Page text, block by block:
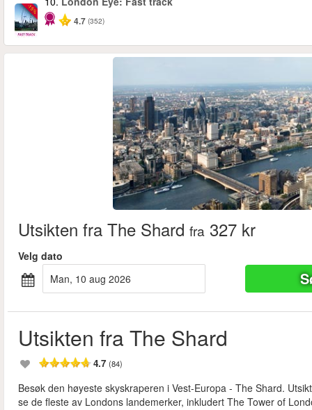
-15%
4.7 (352)
Utsikten fra The Shard fra 327 kr
Velg dato
man, 10 aug 2026
Utsikten fra The Shard
4.7 (84)
Besøk den høyeste skyskraperen i Vest-Europa - The Shard.
se de fleste av Londons landemerker, inkludert The Tower of